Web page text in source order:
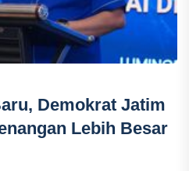
Demokrat Jatim
Lebih Besar